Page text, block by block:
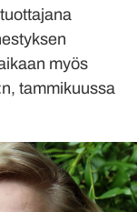
myös
tammikuussa